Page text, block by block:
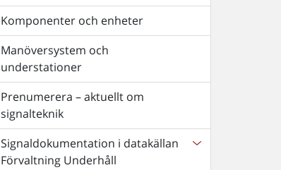
Komponenter och enheter
Manöversystem och
understationer
Prenumerera – aktuellt om
signalteknik
Signaldokumentation i datakällan
Förvaltning Underhåll